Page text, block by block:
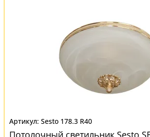
Sesto 178.3 R40
Потолочный светильник Sesto